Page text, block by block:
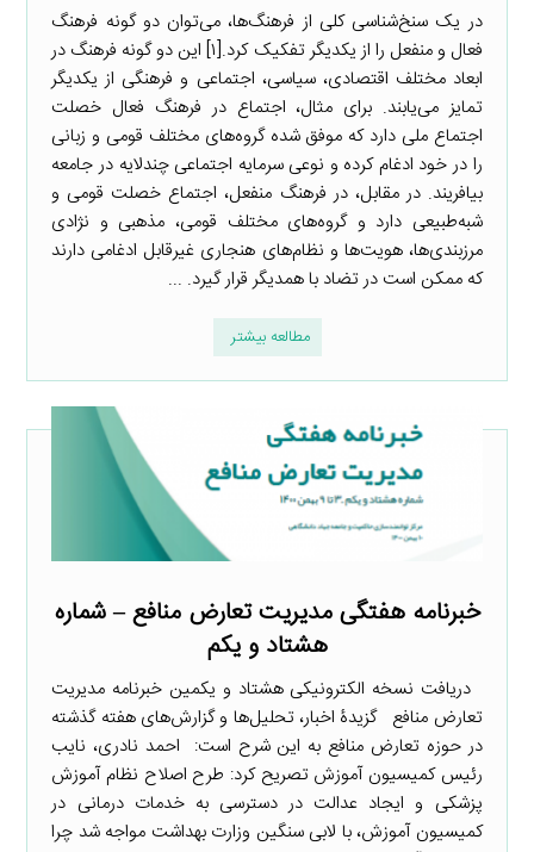
در یک سنخ‌شناسی کلی از فرهنگ‌ها، می‌توان دو گونه فرهنگ
فعال و منفعل را از یکدیگر تفکیک کرد.[۱] این دو گونه فرهنگ در
ابعاد مختلف اقتصادی، سیاسی، اجتماعی و فرهنگی از یکدیگر
تمایز می‌یابند. برای مثال، اجتماع در فرهنگ فعال خصلت
اجتماع ملی دارد که موفق شده گروه‌های مختلف قومی و زبانی
را در خود ادغام کرده و نوعی سرمایه اجتماعی چندلایه در جامعه
بیافریند. در مقابل، در فرهنگ منفعل، اجتماع خصلت قومی و
شبه‌طبیعی دارد و گروه‌های مختلف قومی، مذهبی و نژادی
مرزبندی‌ها، هویت‌ها و نظام‌های هنجاری غیرقابل ادغامی دارند
که ممکن است در تضاد با همدیگر قرار گیرد. ...
مطالعه بیشتر
خبرنامه هفتگی مدیریت تعارض منافع – شماره
هشتاد و یکم
دریافت نسخه الکترونیکی هشتاد و یکمین خبرنامه مدیریت
تعارض منافع گزیدۀ اخبار، تحلیل‌ها و گزارش‌های هفته گذشته
در حوزه تعارض منافع به این شرح است: ‌ احمد نادری، نایب
رئیس کمیسیون آموزش تصریح کرد: طرح اصلاح نظام آموزش
پزشکی و ایجاد عدالت در دسترسی به خدمات درمانی در
کمیسیون آموزش، با لابی سنگین وزارت بهداشت مواجه شد چرا